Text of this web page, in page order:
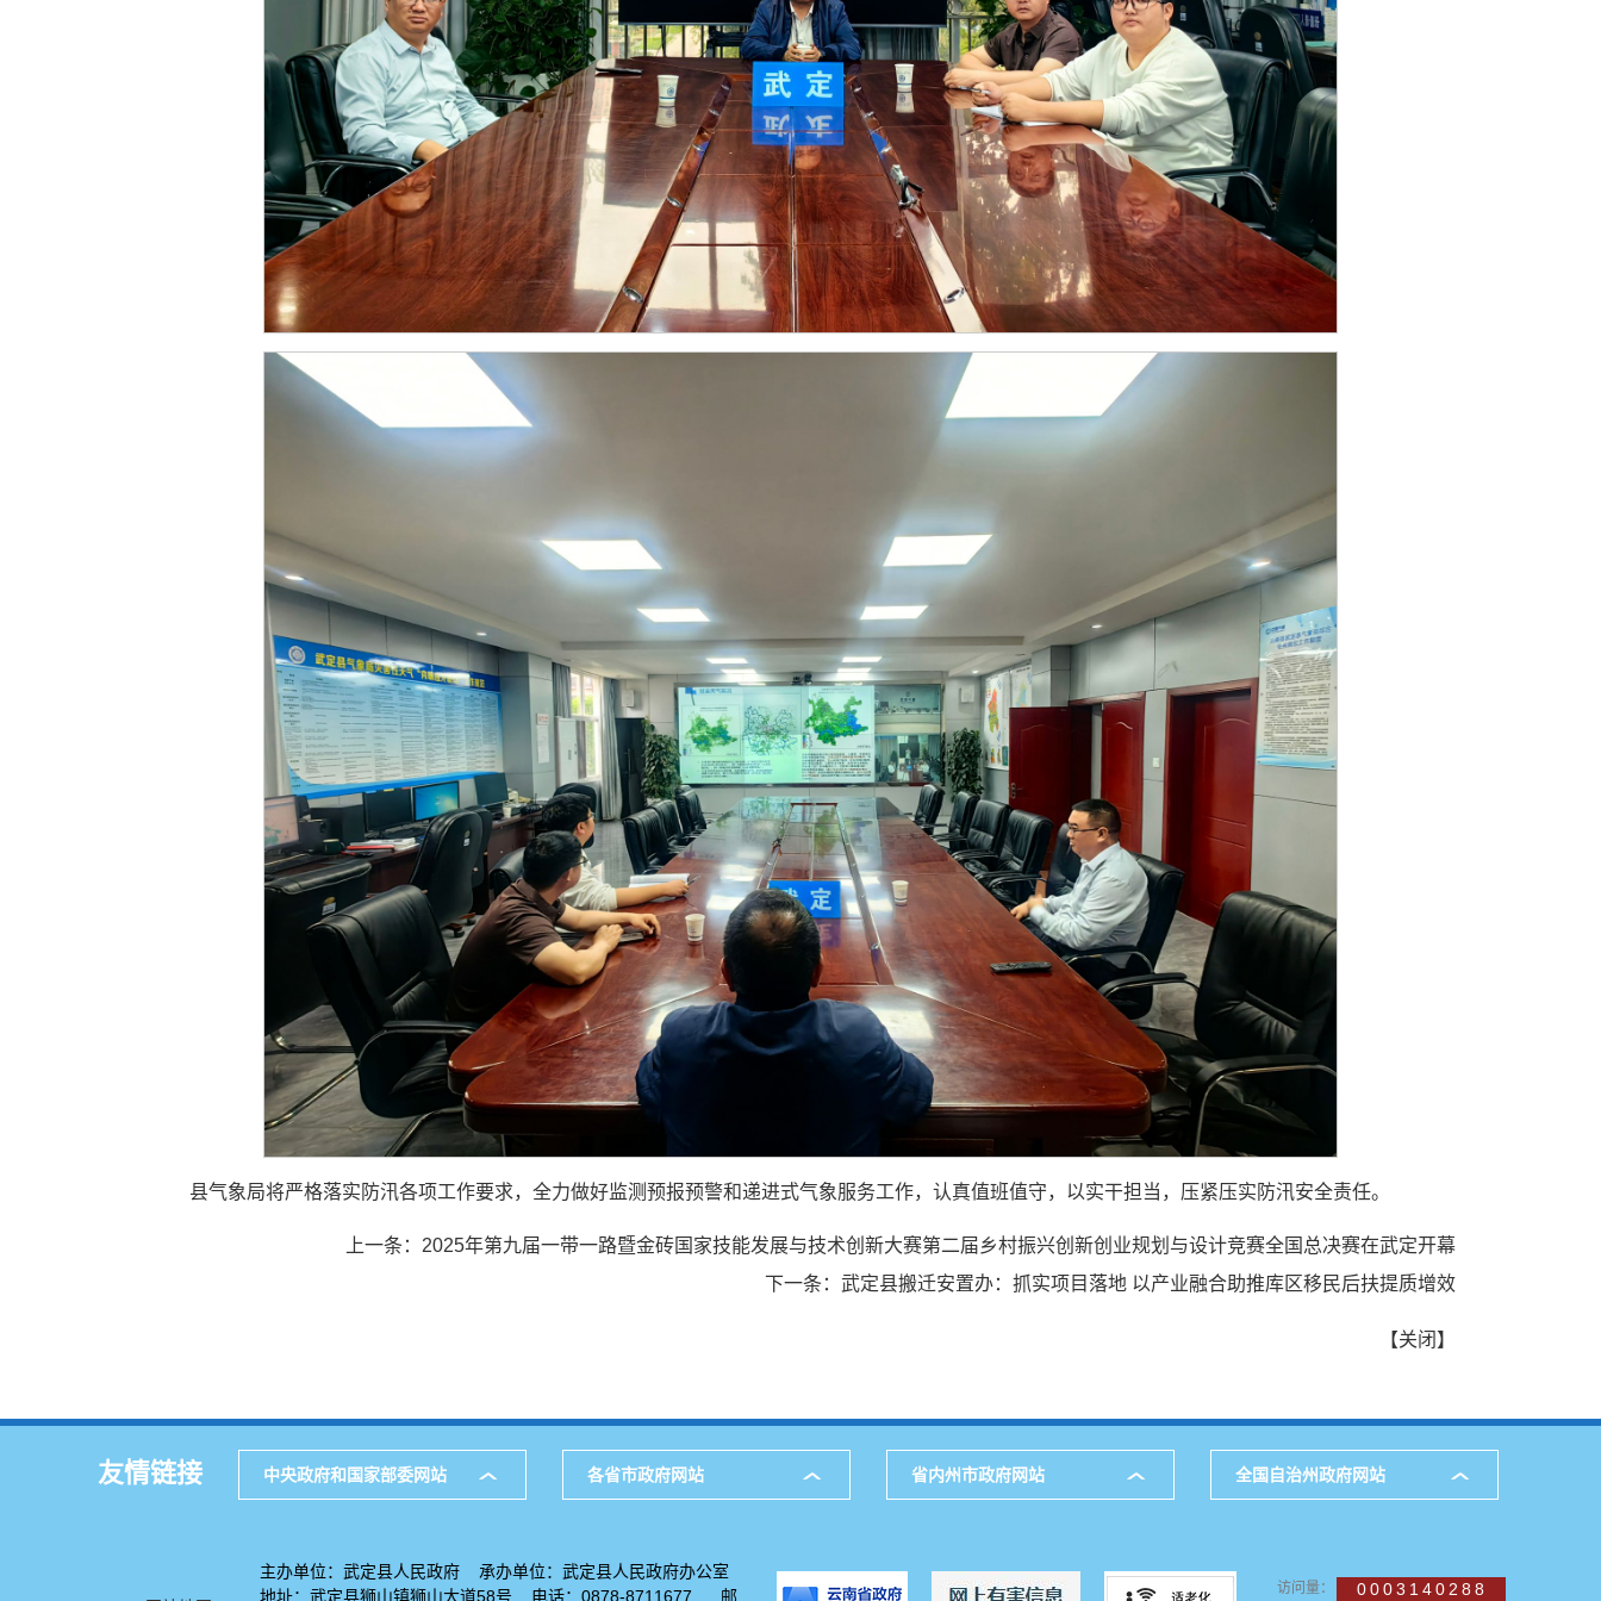
县气象局将严格落实防汛各项工作要求，全力做好监测预报预警和递进式气象服务工作，认真值班值守，以实干担当，压紧压实防汛安全责任。
上一条： 2025年第九届一带一路暨金砖国家技能发展与技术创新大赛第二届乡村振兴创新创业规划与设计竞赛全国总决赛在武定开幕
下一条： 武定县搬迁安置办：抓实项目落地 以产业融合助推库区移民后扶提质增效
【关闭 】
友情链接 中央政府和国家部委网站 各省市政府网站 省内州市政府网站 全国自治州政府网站
主办单位：武定县人民政府 承办单位：武定县人民政府办公室
地址：武定县狮山镇狮山大道58号 电话：0878-8711677 邮
访问量： 0003140288